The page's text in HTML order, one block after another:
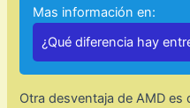
Mas información en:
¿Qué diferencia hay
Otra desventaja de AMD